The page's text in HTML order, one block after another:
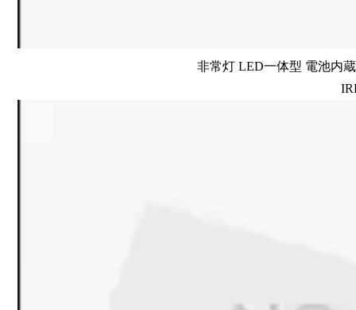
非常灯 LED一体型 電池内